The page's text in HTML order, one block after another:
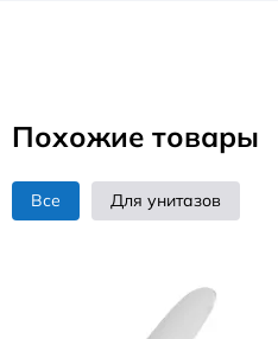
Похожие товары
Все Для унитазов